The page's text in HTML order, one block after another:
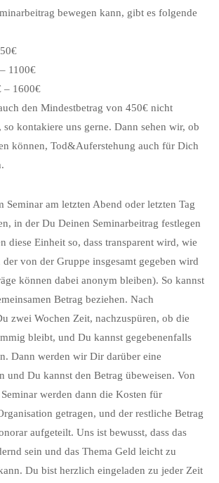
bewegen kann, gibt es folgende
1100€
– 1600€
den Mindestbetrag von 450€ nicht
kontakiere uns gerne. Dann sehen wir, ob
können, Tod&Auferstehung auch für Dich
Seminar am letzten Abend oder letzten Tag
in der Du Deinen Seminarbeitrag festlegen
diese Einheit so, dass transparent wird, wie
von der Gruppe insgesamt gegeben wird
können dabei anonym bleiben). So kannst
Betrag beziehen. Nach
zwei Wochen Zeit, nachzuspüren, ob die
bleibt, und Du kannst gegebenenfalls
Dann werden wir Dir darüber eine
und Du kannst den Betrag übeweisen. Von
werden dann die Kosten für
getragen, und der restliche Betrag
aufgeteilt. Uns ist bewusst, dass das
sein und das Thema Geld leicht zu
Du bist herzlich eingeladen zu jeder Zeit